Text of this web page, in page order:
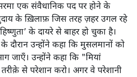
सरमा एक संवैधानिक पद पर होने के
के ख़िलाफ़ जिस तरह ज़हर उगल रहे
के दायरे से बाहर हो चुका है।
दौरान उन्होंने कहा कि मुसलमानों को
जाएँ। उन्होंने कहा कि "मियां
से परेशान करो। अगर वे परेशानी